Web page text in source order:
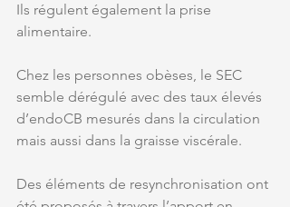
Ils régulent également la prise
alimentaire.
Chez les personnes obèses, le SEC
semble dérégulé avec des taux élevés
d’endoCB mesurés dans la circulation
mais aussi dans la graisse viscérale.
Des éléments de resynchronisation ont